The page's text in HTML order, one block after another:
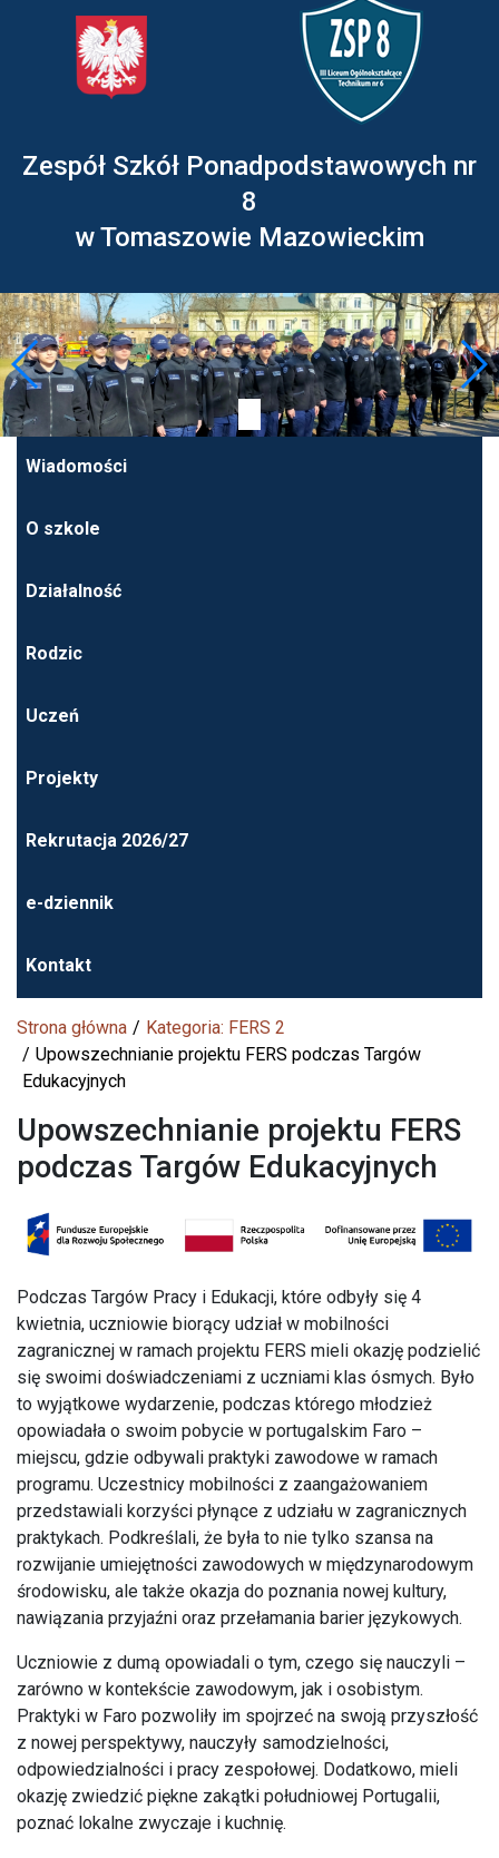
Zespół Szkół Ponadpodstawowych nr
8
w Tomaszowie Mazowieckim
Wiadomości
O szkole
Działalność
Rodzic
Uczeń
Projekty
Rekrutacja 2026/27
e-dziennik
Kontakt
Strona główna
Kategoria: FERS 2
Upowszechnianie projektu FERS podczas Targów
Edukacyjnych
Upowszechnianie projektu FERS
podczas Targów Edukacyjnych
Podczas Targów Pracy i Edukacji, które odbyły się 4
kwietnia, uczniowie biorący udział w mobilności
zagranicznej w ramach projektu FERS mieli okazję podzielić
się swoimi doświadczeniami z uczniami klas ósmych. Było
to wyjątkowe wydarzenie, podczas którego młodzież
opowiadała o swoim pobycie w portugalskim Faro –
miejscu, gdzie odbywali praktyki zawodowe w ramach
programu. Uczestnicy mobilności z zaangażowaniem
przedstawiali korzyści płynące z udziału w zagranicznych
praktykach. Podkreślali, że była to nie tylko szansa na
rozwijanie umiejętności zawodowych w międzynarodowym
środowisku, ale także okazja do poznania nowej kultury,
nawiązania przyjaźni oraz przełamania barier językowych.
Uczniowie z dumą opowiadali o tym, czego się nauczyli –
zarówno w kontekście zawodowym, jak i osobistym.
Praktyki w Faro pozwoliły im spojrzeć na swoją przyszłość
z nowej perspektywy, nauczyły samodzielności,
odpowiedzialności i pracy zespołowej. Dodatkowo, mieli
okazję zwiedzić piękne zakątki południowej Portugalii,
poznać lokalne zwyczaje i kuchnię.